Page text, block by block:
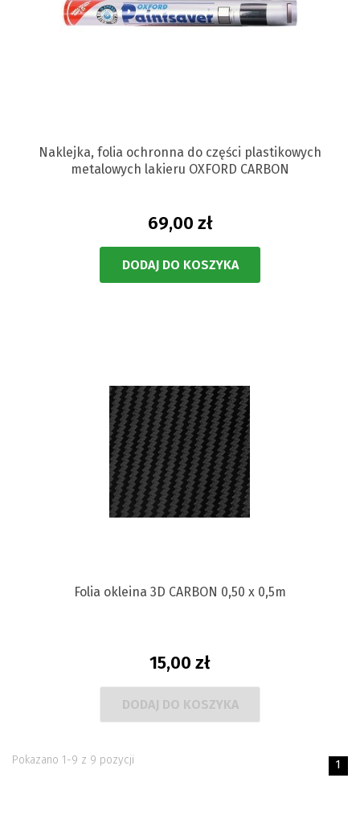
Naklejka, folia ochronna do części plastikowych
metalowych lakieru OXFORD CARBON
69,00 zł
DODAJ DO KOSZYKA
Folia okleina 3D CARBON 0,50 x 0,5m
15,00 zł
DODAJ DO KOSZYKA
Pokazano 1-9 z 9 pozycji 1